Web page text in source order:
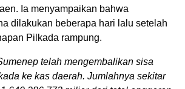
Ia menyampaikan bahwa
dilakukan beberapa hari lalu setelah
Pilkada rampung.
telah mengembalikan sisa
ke kas daerah. Jumlahnya sekitar